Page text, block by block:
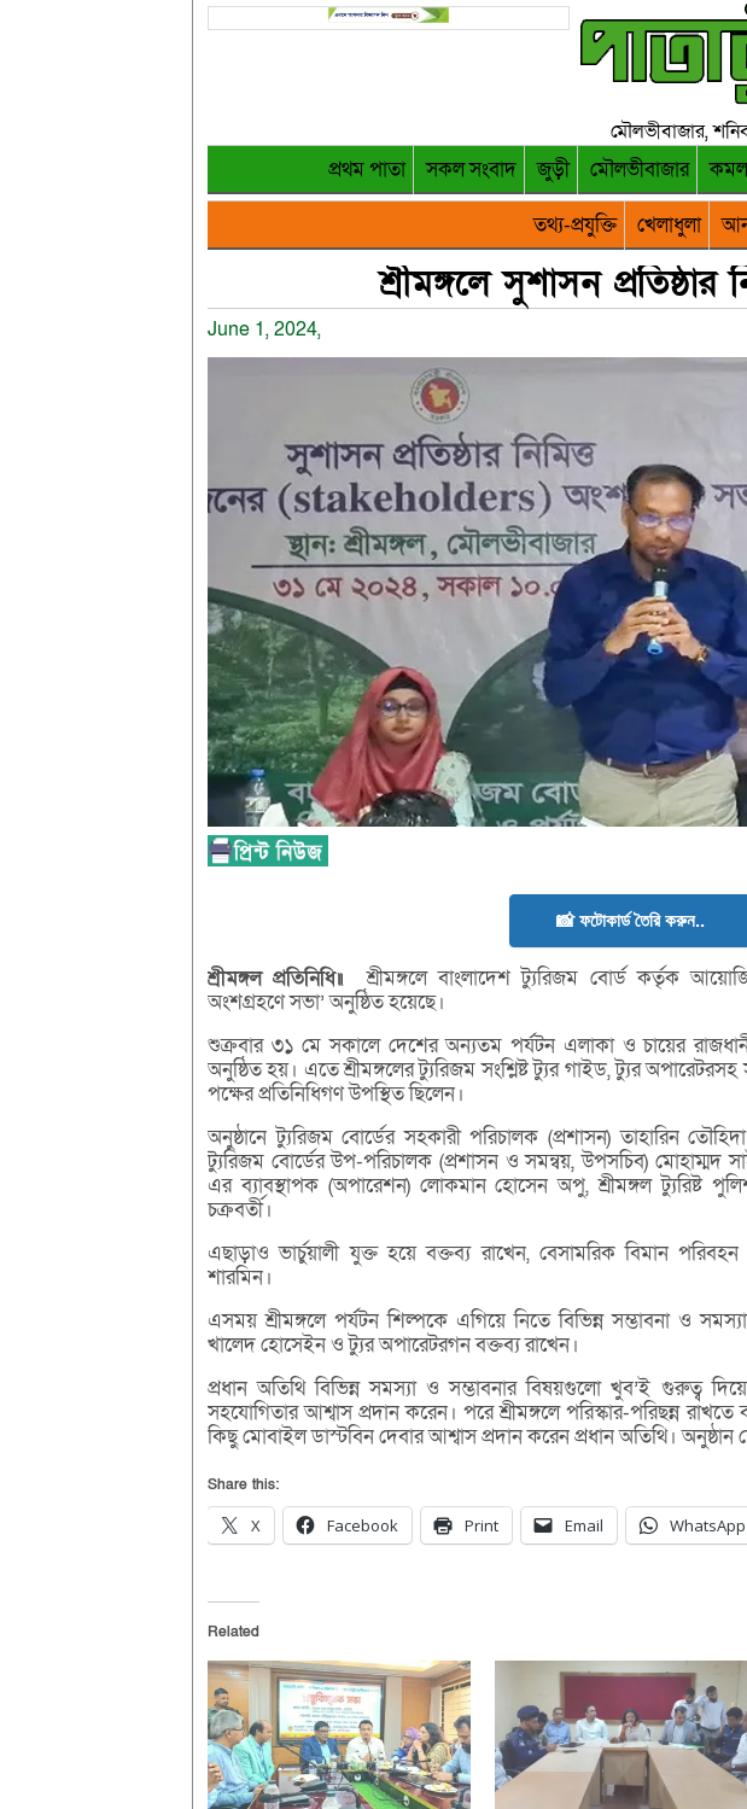
মৌলভীবাজার,
প্রথম পাতা সকল সংবাদ জুড়ী মৌলভীবাজার
তথ্য-প্রযুক্তি
খেলাধুলা
শ্রীমঙ্গলে সুশাসন প্রতিষ্ঠার
June 1, 2024,
📸 ফটোকার্ড তৈরি করুন..
শ্রীমঙ্গল প্রতিনিধি॥ শ্রীমঙ্গলে বাংলাদেশ ট্যুরিজম বোর্ড কর্তৃক
অংশগ্রহণে সভা’ অনুষ্ঠিত হয়েছে।
শুক্রবার ৩১ মে সকালে দেশের অন্যতম পর্যটন এলাকা ও চায়ের
অনুষ্ঠিত হয়। এতে শ্রীমঙ্গলের ট্যুরিজম সংশ্লিষ্ট ট্যুর গাইড, ট্যুর
পক্ষের প্রতিনিধিগণ উপস্থিত ছিলেন।
অনুষ্ঠানে ট্যুরিজম বোর্ডের সহকারী পরিচালক (প্রশাসন) তাহারিন
ট্যুরিজম বোর্ডের উপ-পরিচালক (প্রশাসন ও সমন্বয়, উপসচিব) মোহাম্মদ
এর ব্যাবস্থাপক (অপারেশন) লোকমান হোসেন অপু, শ্রীমঙ্গল ট্যুরিষ্ট
চক্রবর্তী।
এছাড়াও ভার্চুয়ালী যুক্ত হয়ে বক্তব্য রাখেন, বেসামরিক বিমান
শারমিন।
এসময় শ্রীমঙ্গলে পর্যটন শিল্পকে এগিয়ে নিতে বিভিন্ন সম্ভাবনা ও
খালেদ হোসেইন ও ট্যুর অপারেটরগন বক্তব্য রাখেন।
প্রধান অতিথি বিভিন্ন সমস্যা ও সম্ভাবনার বিষয়গুলো খুব’ই গুরুত্ব
সহযোগিতার আশ্বাস প্রদান করেন। পরে শ্রীমঙ্গলে পরিস্কার-পরিছন্ন
কিছু মোবাইল ডাস্টবিন দেবার আশ্বাস প্রদান করেন প্রধান অতিথি।
Share this:
X Facebook Print Email WhatsApp
Related